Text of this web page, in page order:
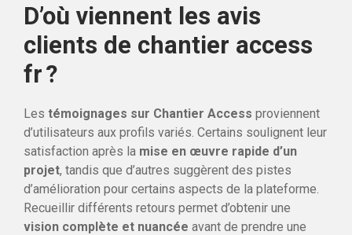
D’où viennent les avis
clients de chantier access
fr ?
Les témoignages sur Chantier Access proviennent
d’utilisateurs aux profils variés. Certains soulignent leur
satisfaction après la mise en œuvre rapide d’un
projet, tandis que d’autres suggèrent des pistes
d’amélioration pour certains aspects de la plateforme.
Recueillir différents retours permet d’obtenir une
vision complète et nuancée avant de prendre une